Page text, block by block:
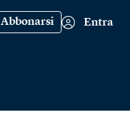
Abbonarsi Entra